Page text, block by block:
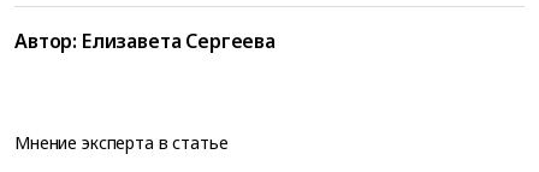
Автор: Елизавета Сергеева
Мнение эксперта в статье